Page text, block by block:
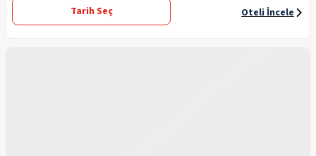
Tarih Seç
Oteli İncele